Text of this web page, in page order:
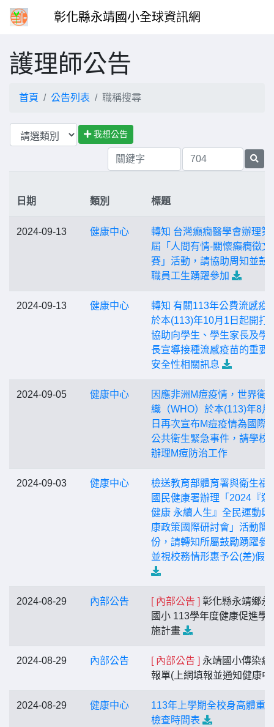
彰化縣永靖國小全球資訊網
護理師公告
首頁 公告列表 職稱搜尋
我想公告
日期 類別 標題
2024-09-13 健康中心
轉知 台灣癲癇醫學會辦理第
屆「人間有情-關懷癲癇徵文
賽」活動，請協助周知並鼓
職員工生踴躍參加
2024-09-13 健康中心
轉知 有關113年公費流感疫
於本(113)年10月1日起開打
協助向學生、學生家長及學
長宣導接種流感疫苗的重要
安全性相關訊息
2024-09-05 健康中心
因應非洲M痘疫情，世界衛
織（WHO）於本(113)年8月
日再次宣布M痘疫情為國際
公共衛生緊急事件，請學校
辦理M痘防治工作
2024-09-03 健康中心
檢送教育部體育署與衛生福
國民健康署辦理「2024『運
健康 永續人生』全民運動與
康政策國際研討會」活動簡
份，請轉知所屬鼓勵踴躍參
並視校務情形惠予公(差)假
2024-08-29 內部公告 [ 內部公告 ] 彰化縣永靖鄉永
國小 113學年度健康促進學
施計畫
2024-08-29 內部公告 [ 內部公告 ] 永靖國小傳染病
報單(上網填報並通知健康中
2024-08-29 健康中心
113年上學期全校身高體重
檢查時間表